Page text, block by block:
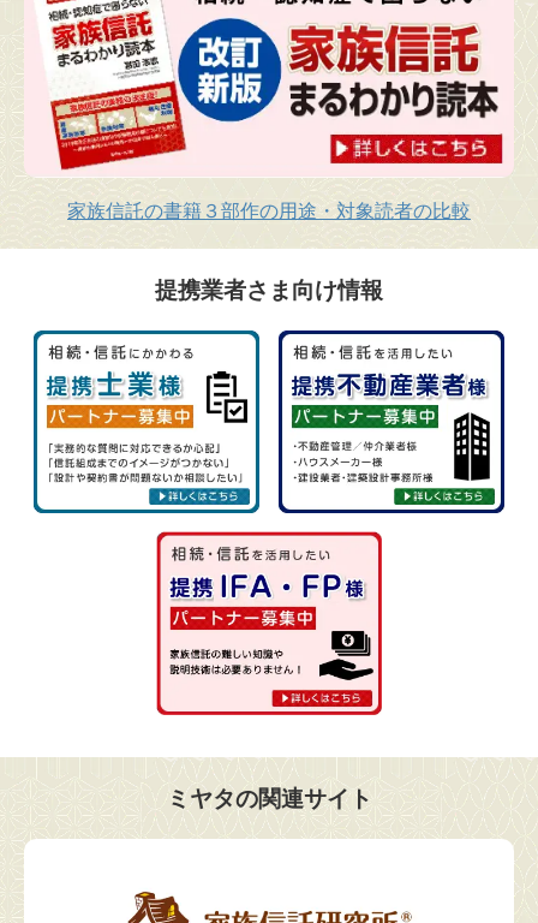
家族信託の書籍３部作の用途・対象読者の比較
提携業者さま向け情報
ミヤタの関連サイト